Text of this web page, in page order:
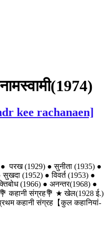
kee rachanaen]
परख (1929) ● सुनीता (1935) ●
(1952) ● विवर्त (1953) ●
(1966) ● अनन्तर(1968) ●
कहानी संग्रह💐 ★ खेल(1928 ई.)
कहानी संग्रह【कुल कहानियां-